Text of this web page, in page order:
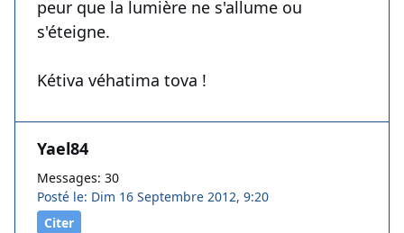
peur que la lumière ne s'allume ou
s'éteigne.
Kétiva véhatima tova !
Yael84
Messages: 30
Posté le: Dim 16 Septembre 2012, 9:20
Citer